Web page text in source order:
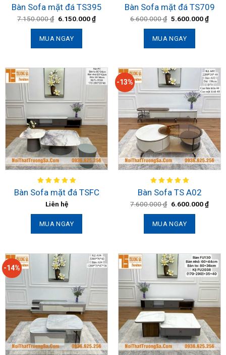
Bàn Sofa mặt đá TS395
7.150.000₫ 6.150.000₫
MUA NGAY
Bàn Sofa mặt đá TS709
6.600.000₫ 5.600.000₫
MUA NGAY
Bàn Sofa mặt đá TSFC
Liên hệ
MUA NGAY
-13%
Bàn Sofa TS A02
7.600.000₫ 6.600.000₫
MUA NGAY
-14%